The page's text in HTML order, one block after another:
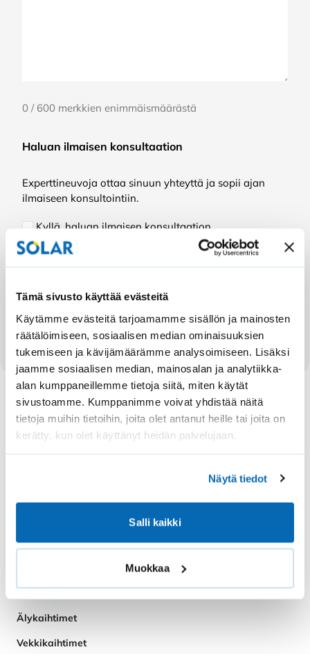
Tämä sivusto käyttää evästeitä
Käytämme evästeitä tarjoamamme sisällön ja mainosten
räätälöimiseen, sosiaalisen median ominaisuuksien
tukemiseen ja kävijämäärämme analysoimiseen. Lisäksi
jaamme sosiaalisen median, mainosalan ja analytiikka-
alan kumppaneillemme tietoja siitä, miten käytät
sivustoamme. Kumppanimme voivat yhdistää näitä
tietoja muihin tietoihin, joita olet antanut heille tai joita on
kerätty, kun olet käyttänyt heidän palvelujaan.
Näytä tiedot
Salli kaikki
Muokkaa
0 / 600 merkkien enimmäismäärästä
Haluan ilmaisen konsultaation
Experttineuvoja ottaa sinuun yhteyttä ja sopii ajan
ilmaiseen konsultointiin.
Kyllä, haluan ilmaisen konsultaation
CAPTCHA
Tilaa uutiskirje
KAIKKI TUOTTEET
Sälekaihtimet
Älykaihtimet
Vekkikaihtimet